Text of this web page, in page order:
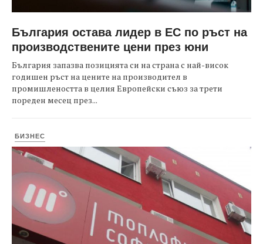
България остава лидер в ЕС по ръст на
производствените цени през юни
България запазва позицията си на страна с най-висок
годишен ръст на цените на производител в
промишлеността в целия Европейски съюз за трети
пореден месец през...
БИЗНЕС